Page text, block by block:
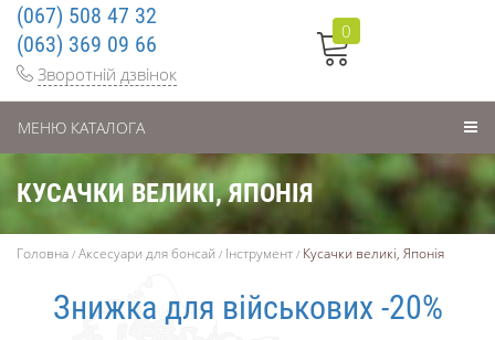
(067) 508 47 32
(063) 369 09 66
Зворотній дзвінок
0
МЕНЮ КАТАЛОГА
КУСАЧКИ ВЕЛИКІ, ЯПОНІЯ
Головна Аксесуари для бонсай Інструмент Кусачки великі, Японія
Знижка для військових -20%